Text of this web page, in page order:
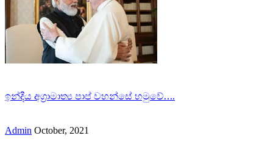
ඉන්දීය අග්‍රාමාත්‍ය පාප් වහන්සේ හමුවේ….
Admin October, 2021